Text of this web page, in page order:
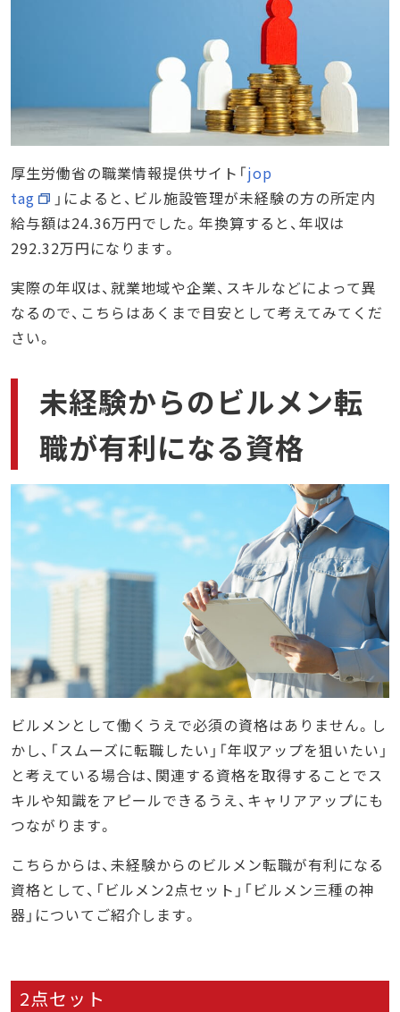
厚生労働省の職業情報提供サイト「jop
tag
」によると、ビル施設管理が未経験の方の所定内
給与額は24.36万円でした。年換算すると、年収は
292.32万円になります。
実際の年収は、就業地域や企業、スキルなどによって異
なるので、こちらはあくまで目安として考えてみてくだ
さい。
未経験からのビルメン転
職が有利になる資格
ビルメンとして働くうえで必須の資格はありません。し
かし、「スムーズに転職したい」「年収アップを狙いたい」
と考えている場合は、関連する資格を取得することでス
キルや知識をアピールできるうえ、キャリアアップにも
つながります。
こちらからは、未経験からのビルメン転職が有利になる
資格として、「ビルメン2点セット」「ビルメン三種の神
器」についてご紹介します。
2点セット